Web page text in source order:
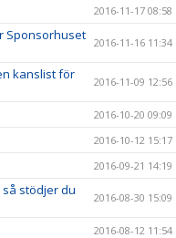
2016-11-17 08:58
Sponsorhuset 2016-11-16 11:34
kanslist för
2016-11-09 12:56
2016-10-20 09:09
2016-10-12 15:17
2016-09-21 14:19
så stödjer du
2016-08-30 15:09
2016-08-12 11:54